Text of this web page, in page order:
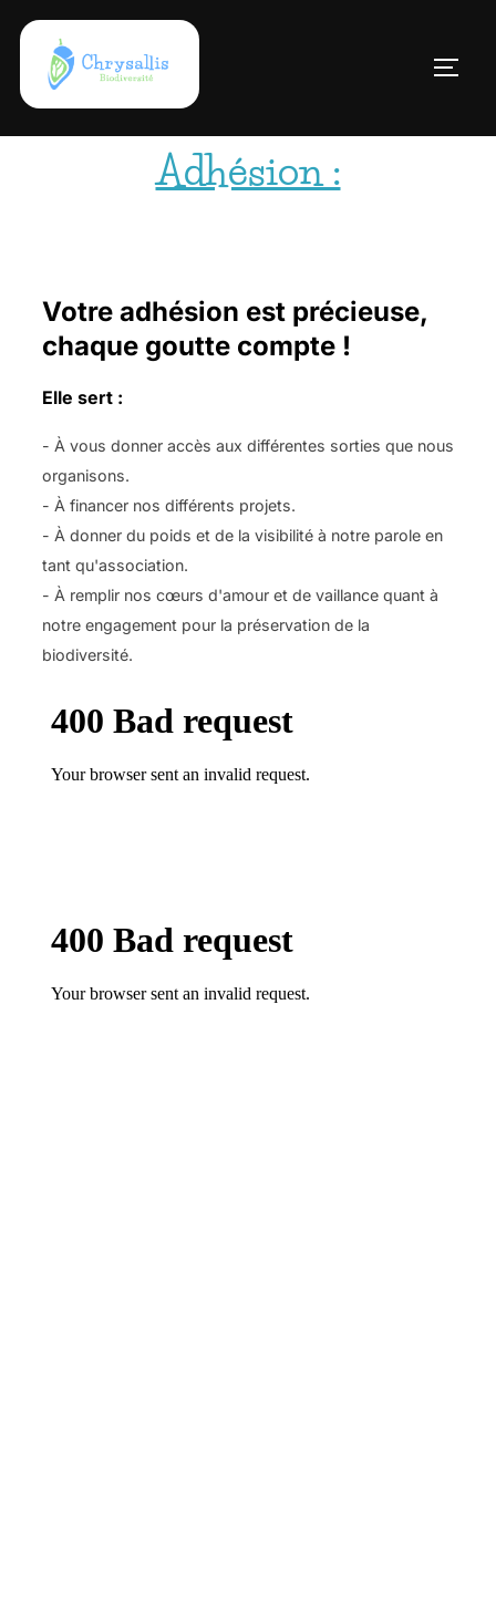
Adhésion :
Votre adhésion est précieuse,
chaque goutte compte !
Elle sert :
- À vous donner accès aux différentes sorties que nous
organisons.
- À financer nos différents projets.
- À donner du poids et de la visibilité à notre parole en
tant qu'association.
- À remplir nos cœurs d'amour et de vaillance quant à
notre engagement pour la préservation de la
biodiversité.